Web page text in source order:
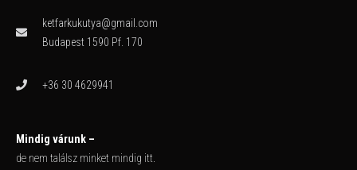
ketfarkukutya@gmail.com
Budapest 1590 Pf. 170
+36 30 4629941
Mindig várunk –
de nem találsz minket mindig itt.